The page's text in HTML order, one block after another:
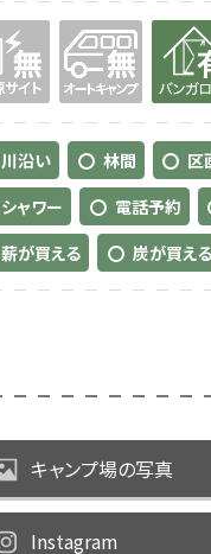
無 有り
川沿い 林間 区
シャワー
電話予約
薪が買える
炭が買える
キャンプ場の写真
Instagram